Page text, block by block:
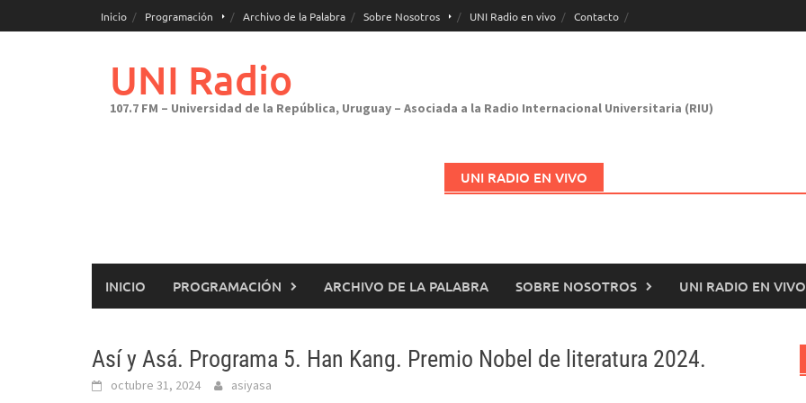
al
Inicio Programación Archivo de la Palabra Sobre Nosotros UNI Radio en vivo Contacto
UNI Radio
107.7 FM – Universidad de la República, Uruguay – Asociada a la Radio Internacional Universitaria (RIU)
UNI RADIO EN VIVO
INICIO PROGRAMACIÓN ARCHIVO DE LA PALABRA SOBRE NOSOTROS UNI RADIO EN VIVO
Así y Asá. Programa 5. Han Kang. Premio Nobel de literatura 2024.
octubre 31, 2024 asiyasa